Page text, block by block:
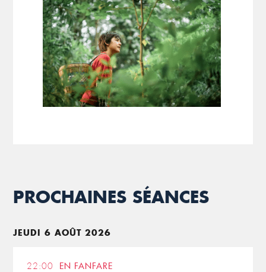
PROCHAINES SÉANCES
JEUDI 6 AOÛT 2026
22:00 EN FANFARE